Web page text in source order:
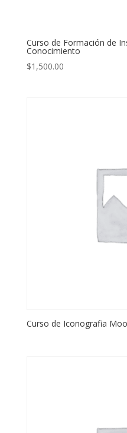
Curso de Formación de
Conocimiento
$1,500.00
Curso de Iconografia